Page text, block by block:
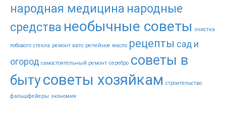
народная медицина народные
средства необычные советы очистка
лобового стекла ремонт авто репейное масло рецепты сад и
огород самостоятельный ремонт серебро советы в
бытусоветы хозяйкам строительство
фальшфейеры экономия